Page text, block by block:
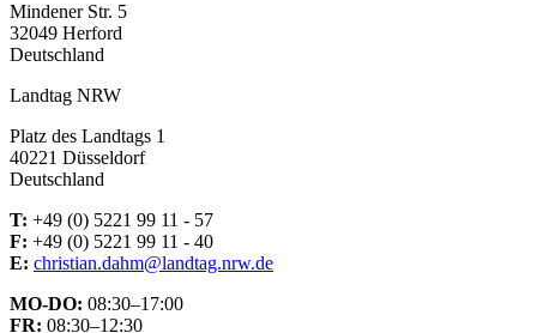
Mindener Str. 5
32049 Herford
Deutschland
Landtag NRW
Platz des Landtags 1
40221 Düsseldorf
Deutschland
T: +49 (0) 5221 99 11 - 57
F: +49 (0) 5221 99 11 - 40
E: christian.dahm@landtag.nrw.de
MO-DO: 08:30–17:00
FR: 08:30–12:30